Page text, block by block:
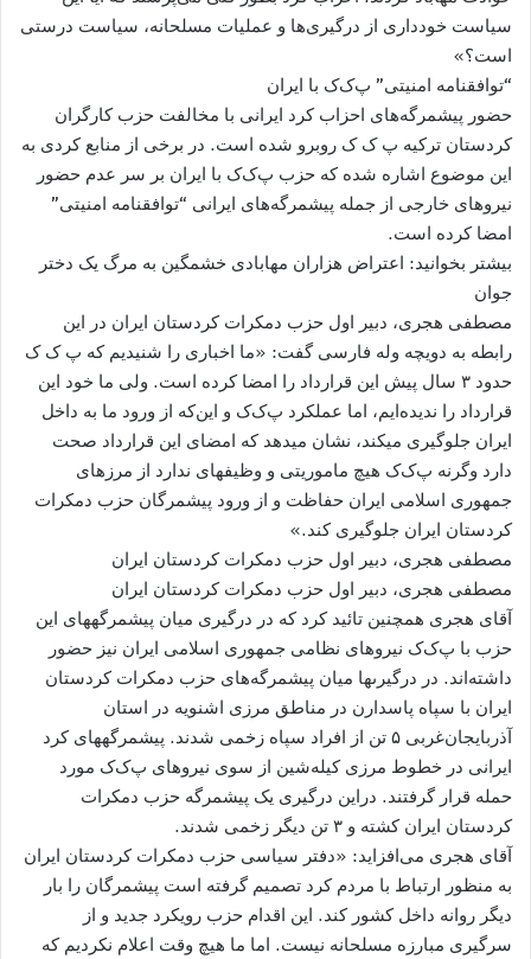
سیاست خودداری از درگیری‌ها و عملیات مسلحانه، سیاست درستی
است؟»
“توافقنامه امنیتی” پ‌ک‌ک با ایران
حضور پیشمرگه‌های احزاب کرد ایرانی با مخالفت حزب کارگران
کردستان ترکیه پ ک ک روبرو شده است. در برخی از منابع کردی به
این موضوع اشاره شده که حزب پ‌ک‌ک با ایران بر سر عدم حضور
نیروهای خارجی از جمله پیشمرگه‌های ایرانی “توافقنامه امنیتی”
امضا کرده است.
بیشتر بخوانید: اعتراض هزاران مهابادی خشمگین به مرگ یک دختر
جوان
مصطفی هجری، دبیر اول حزب دمکرات کردستان ایران در این
رابطه به دویچه وله فارسی گفت: «ما اخباری را شنیدیم که پ ک ک
حدود ۳ سال پیش این قرارداد را امضا کرده است. ولی ما خود این
قرارداد را ندیده‌ایم، اما عملکرد پ‌ک‌ک و این‌که از ورود ما به داخل
ایران جلوگیری می​کند، نشان می​دهد که امضای این قرارداد صحت
دارد وگرنه پ‌ک‌ک هیچ ماموریتی و وظیفه​ای ندارد از مرزهای
جمهوری اسلامی ایران حفاظت و از ورود پیشمرگان حزب دمکرات
کردستان ایران جلوگیری کند.»
مصطفی هجری، دبیر اول حزب دمکرات کردستان ایران
مصطفی هجری، دبیر اول حزب دمکرات کردستان ایران
آقای هجری همچنین تائید کرد که در درگیری میان پیشمرگه​های این
حزب با پ‌ک‌ک نیروهای نظامی جمهوری اسلامی ایران نیز حضور
داشته‌اند. در درگيرى​ها ميان پیشمرگه‌های حزب دمكرات كردستان
ایران با سپاه پاسدارن در مناطق مرزی اشنویه در استان
آذربایجان‌غربی ۵ تن از افراد سپاه زخمی شدند. پیشمرگه​های کرد
ایرانی در خطوط مرزی کیله‌شین از سوی نیروهای پ‌ک‌ک مورد
حمله قرار گرفتند. دراین درگیری یک پیشمرگه‌ حزب دمکرات
کردستان ایران کشته و ۳ تن دیگر زخمی شدند.
آقای هجری می‌افزاید: «دفتر سیاسی حزب دمکرات کردستان ایران
به منظور ارتباط با مردم کرد تصمیم گرفته است پیشمرگان را بار
دیگر روانه داخل کشور کند. این اقدام حزب رویکرد جدید و از
سرگیری مبارزه مسلحانه نیست. اما ما هیچ وقت اعلام نکردیم که